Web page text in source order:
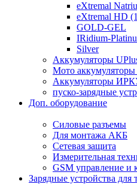
eXtremal
eXtremal HD
GOLD-GEL
IRidium-
Silver
Аккумуляторы
Мото аккумуляторы
Аккумуляторы
пуско-зарядные
Доп. оборудование
Силовые разъемы
Для монтажа АКБ
Сетевая защита
Измерительная
GSM управление и
Зарядные устройства для